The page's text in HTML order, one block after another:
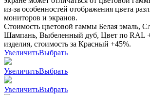
из-за особенностей отображения цвета
мониторов и экранов.
Стоимость цветовой гаммы Белая эмаль,
Шампань, Выбеленный дуб, Цвет по RAL
изделия, стоимость за Красный +45%.
УвеличитьВыбрать
УвеличитьВыбрать
УвеличитьВыбрать